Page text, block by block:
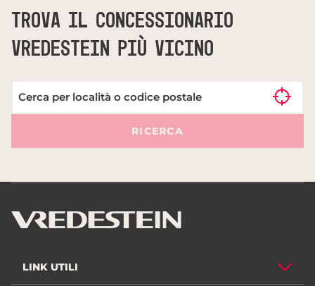
TROVA IL CONCESSIONARIO
VREDESTEIN PIÙ VICINO
RICERCA
LINK UTILI